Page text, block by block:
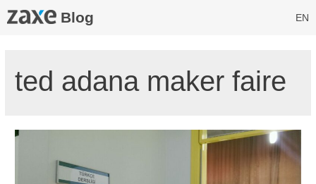
Blog EN
ted adana maker faire